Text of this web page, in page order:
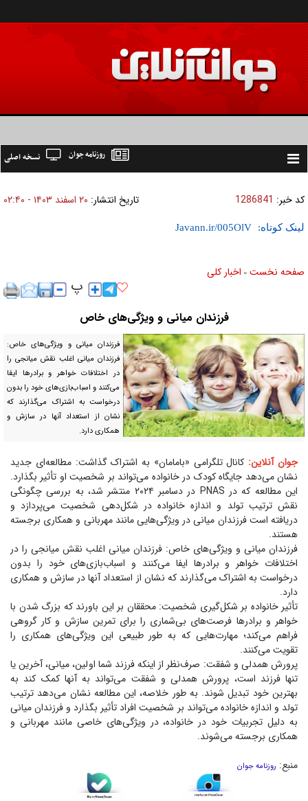
Toggle
نسخه اصلی روزنامه جوان
کد خبر: 1286841 تاریخ انتشار: ۲۰ اسفند ۱۴۰۳ - ۰۲:۴۰
لینک کوتاه:
صفحه نخست » اخبار كلی
فرزندان میانی و ویژگی‌های خاص
فرزندان میانی و ویژگی‌های خاص:
فرزندان میانی اغلب نقش میانجی را
در اختلافات خواهر و برادر‌ها ایفا
می‌کنند و اسباب‌بازی‌های خود را بدون
درخواست به اشتراک می‌گذارند که
نشان از استعداد آنها در سازش و
همکاری دارد.
جوان آنلاین: کانال تلگرامی «بامامان» به اشتراک گذاشت: مطالعه‌ای جدید
نشان می‌دهد جایگاه کودک در خانواده می‌تواند بر شخصیت او تأثیر بگذارد.
این مطالعه که در PNAS در دسامبر ۲۰۲۴ منتشر شد، به بررسی چگونگی
نقش ترتیب تولد و اندازه خانواده در شکل‌دهی شخصیت می‌پردازد و
دریافته است فرزندان میانی در ویژگی‌هایی مانند مهربانی و همکاری برجسته
هستند.
فرزندان میانی و ویژگی‌های خاص: فرزندان میانی اغلب نقش میانجی را در
اختلافات خواهر و برادر‌ها ایفا می‌کنند و اسباب‌بازی‌های خود را بدون
درخواست به اشتراک می‌گذارند که نشان از استعداد آنها در سازش و همکاری
دارد.
تأثیر خانواده بر شکل‌گیری شخصیت: محققان بر این باورند که بزرگ شدن با
خواهر و برادر‌ها فرصت‌های بی‌شماری را برای تمرین سازش و کار گروهی
فراهم می‌کند؛ مهارت‌هایی که به طور طبیعی این ویژگی‌های همکاری را
تقویت می‌کنند.
پرورش همدلی و شفقت: صرف‌نظر از اینکه فرزند شما اولین، میانی، آخرین یا
تنها فرزند است، پرورش همدلی و شفقت می‌تواند به آنها کمک کند به
بهترین خود تبدیل شوند. به طور خلاصه، این مطالعه نشان می‌دهد ترتیب
تولد و اندازه خانواده می‌تواند بر شخصیت افراد تأثیر بگذارد و فرزندان میانی
به دلیل تجربیات خود در خانواده، در ویژگی‌های خاصی مانند مهربانی و
همکاری برجسته می‌شوند.
منبع: روزنامه جوان